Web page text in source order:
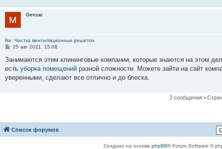
е
Genzar
Re: Чистка вентиляционных решеток
С
о
щ
е
25 авг 2021, 15:08
Занимаются этим клининговые компании, которые знаются на этом
есть уборка помещений разной сложности. Можете зайти на сайт
уверенными, сделают все отлично и до блеска.
2 сообщения •
Список форумов
Создано на основе phpBB® Forum Software ©